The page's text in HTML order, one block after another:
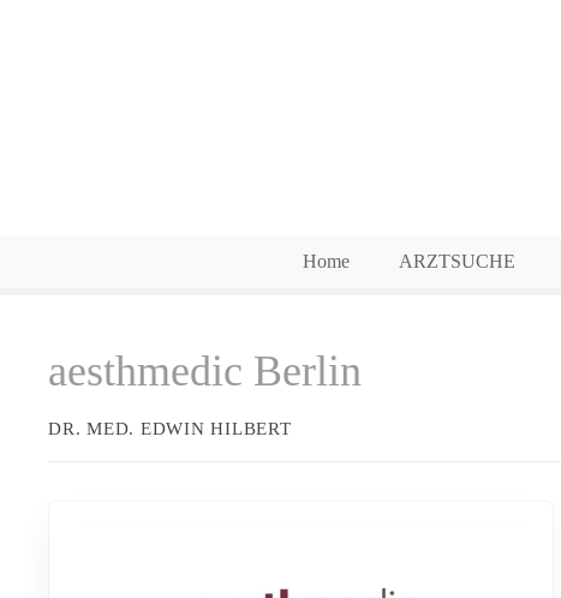
Home ARZTSUCHE
aesthmedic Berlin
DR. MED. EDWIN HILBERT